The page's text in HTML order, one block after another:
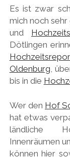
Es ist zwar
mich noch
und
Dötlingen
Oldenburg ,
bis in die
Wer den Hof
hat etwas
ländliche
Innenräumen
können hier